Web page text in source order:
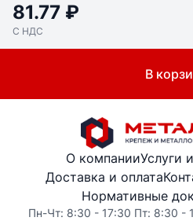
81.77 ₽
С НДС
В
О компанииУслуги
Доставка и оплата
Нормативные
Пн-Чт: 8:30 - 17:30 Пт: 8:30 -